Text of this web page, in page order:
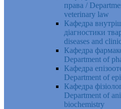
права /
veterinary law
Кафедра
діагностики
diseases and
Кафедра
Department of
Кафедра
Department of
Кафедра
Department of
biochemistry